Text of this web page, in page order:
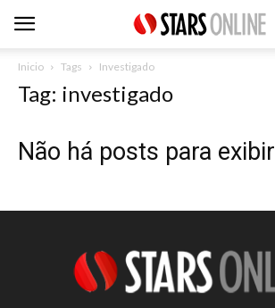
Inicio Tags Investigado
Tag: investigado
Não há posts para exibir